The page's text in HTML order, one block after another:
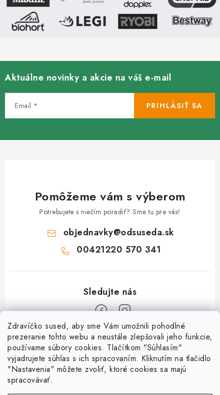
Zdravíčko sused, aby sme Vám umožnili pohodlné
prezeranie tohto webu a neustále zlepšovali jeho funkcie,
používame súbory cookies. Tlačítkom "Súhlasím"
vyjadrujete súhlas s ich spracovaním. Kliknutím na tlačidlo
"Nastavenia" môžete zvoliť, ktoré cookies sa majú
spracovávať.
u
Aktuálne novinky a akcie na váš e-mail
Email PRIHLÁSIŤ SA
Pomôžeme vám s výberom
Potrebujete s niečím poradiť? Sme tu pre vás!
objednavky@odsuseda.sk
00421220 570 341
O nás
Kontakty
Všetko o nákupe